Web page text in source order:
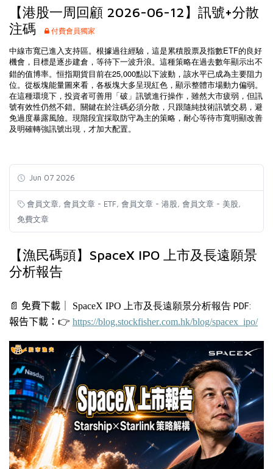
【港股一周回顧 2026-06-12】訊號+分散
注碼
付費會員獨家
中線市寬已進入支持區。根據過往經驗，這是累積股票及指數ETF的良好
機會，目標是逐步建倉，等待下一波升浪。這種策略在過去數年顯示出不
錯的值博率。恒指期貨目前在25,000點以下波動，該水平已成為主要阻力
位。從板塊能量圖來看，各板塊大多呈現紅色，顯示整體市場動力偏弱。
在這種環境下，投資者可善用「破」訊號進行操作，雖然大市疲弱，但訊
號有效性仍然不錯。關鍵在於注碼必須分散，只跟隨純技術訊號交易，避
免過度暴露風險。現階段宜採取防守為主的策略，耐心等待市寬明顯改善
及明確轉強訊號出現，才加大配置。
Jun 07 2026
會員文章 會員文章 - ETF 會員文章 - 港股 會員文章 - 美股
免費文章
【漁民碼頭】SpaceX IPO 上市及長遠願景
分析報告
📄 免費下載｜ SpaceX IPO 上市及長遠願景分析報告 PDF:
報告下載： 👉 https://blog.stockfisher.com.hk/blog/spacex_ipo/